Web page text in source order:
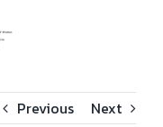
Previous Next